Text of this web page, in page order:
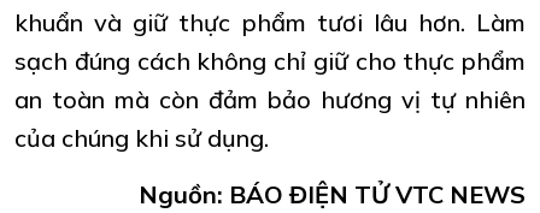
khuẩn và giữ thực phẩm tươi lâu hơn. Làm
sạch đúng cách không chỉ giữ cho thực phẩm
an toàn mà còn đảm bảo hương vị tự nhiên
của chúng khi sử dụng.
Nguồn: BÁO ĐIỆN TỬ VTC NEWS